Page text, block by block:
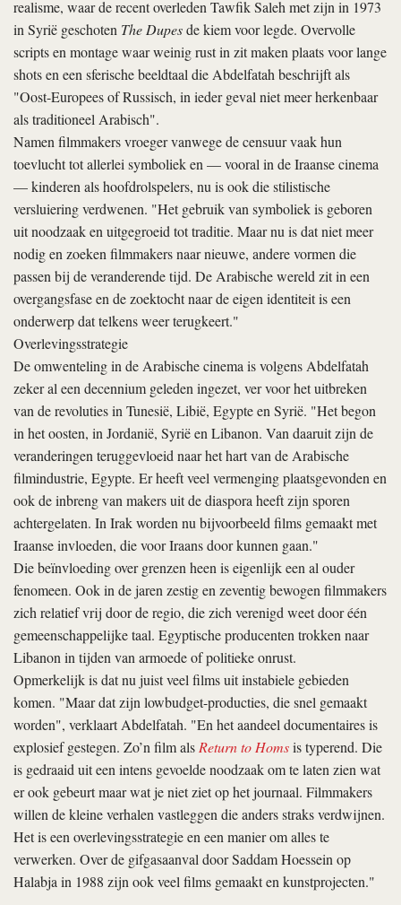
realisme, waar de recent overleden Tawfik Saleh met zijn in 1973
in Syrië geschoten The Dupesde kiem voor legde. Overvolle
scripts en montage waar weinig rust in zit maken plaats voor lange
shots en een sferische beeldtaal die Abdelfatah beschrijft als
"Oost-­Europees of Russisch, in ieder geval niet meer herkenbaar
als traditioneel Arabisch".
Namen filmmakers vroeger vanwege de censuur vaak hun
toevlucht tot allerlei symboliek en — vooral in de Iraanse cinema
— kinderen als hoofdrolspelers, nu is ook die stilistische
versluiering verdwenen. "Het gebruik van symboliek is geboren
uit noodzaak en uitgegroeid tot traditie. Maar nu is dat niet meer
nodig en zoeken filmmakers naar nieuwe, andere vormen die
passen bij de veranderende tijd. De Arabische wereld zit in een
overgangsfase en de zoektocht naar de eigen identiteit is een
onderwerp dat telkens weer terugkeert."
Overlevingsstrategie
De omwenteling in de Arabische cinema is volgens Abdelfatah
zeker al een decennium geleden ingezet, ver voor het uitbreken
van de revoluties in Tunesië, Libië, Egypte en Syrië. "Het begon
in het oosten, in Jordanië, Syrië en Libanon. Van daaruit zijn de
veranderingen teruggevloeid naar het hart van de Arabische
filmindustrie, Egypte. Er heeft veel vermenging plaatsgevonden en
ook de inbreng van makers uit de diaspora heeft zijn sporen
achtergelaten. In Irak worden nu bijvoorbeeld films gemaakt met
Iraanse invloeden, die voor Iraans door kunnen gaan."
Die beïnvloeding over grenzen heen is eigenlijk een al ouder
fenomeen. Ook in de jaren zestig en zeventig bewogen filmmakers
zich relatief vrij door de regio, die zich verenigd weet door één
gemeenschappelijke taal. Egyptische producenten trokken naar
Libanon in tijden van armoede of politieke onrust.
Opmerkelijk is dat nu juist veel films uit instabiele gebieden
komen. "Maar dat zijn lowbudget-producties, die snel gemaakt
worden", verklaart Abdelfatah. "En het aandeel documentaires is
explosief gestegen. Zo’n film alsReturn to Homsis typerend. Die
is gedraaid uit een intens gevoelde noodzaak om te laten zien wat
er ook gebeurt maar wat je niet ziet op het journaal. Filmmakers
willen de kleine verhalen vastleggen die anders straks verdwijnen.
Het is een overlevingsstrategie en een manier om alles te
verwerken. Over de gifgasaanval door Saddam Hoessein op
Halabja in 1988 zijn ook veel films gemaakt en kunstprojecten."